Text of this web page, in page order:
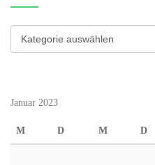
Kategorien
Januar 2023
M D M D